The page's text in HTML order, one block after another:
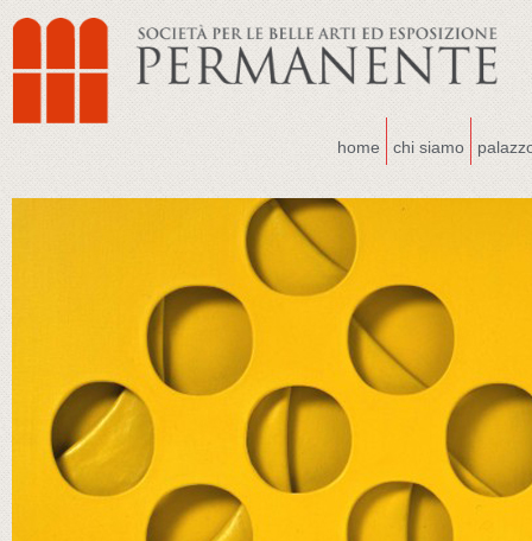
home chi siamo